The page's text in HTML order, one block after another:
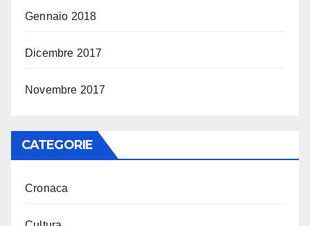
Gennaio 2018
Dicembre 2017
Novembre 2017
CATEGORIE
Cronaca